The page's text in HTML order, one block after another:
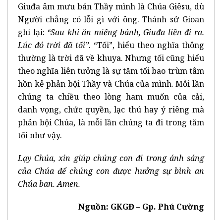
Giuđa âm mưu bán Thầy mình là Chúa Giêsu, dù
Người chẳng có lỗi gì với ông. Thánh sử Gioan
ghi lại: “Sau khi ăn miếng bánh, Giuđa liền đi ra.
Lúc đó trời đã tối”. “Tối”, hiểu theo nghĩa thông
thường là trời đã về khuya. Nhưng tối cũng hiểu
theo nghĩa liên tưởng là sự tăm tối bao trùm tâm
hồn kẻ phản bội Thầy và Chúa của mình. Mỗi lần
chúng ta chiều theo lòng ham muốn của cải,
danh vọng, chức quyền, lạc thú hay ý riêng mà
phản bội Chúa, là mỗi lần chúng ta đi trong tăm
tối như vậy.
Lạy Chúa, xin giúp chúng con đi trong ánh sáng
của Chúa để chúng con được hưởng sự bình an
Chúa ban. Amen.
Nguồn: GKGĐ – Gp. Phú Cường